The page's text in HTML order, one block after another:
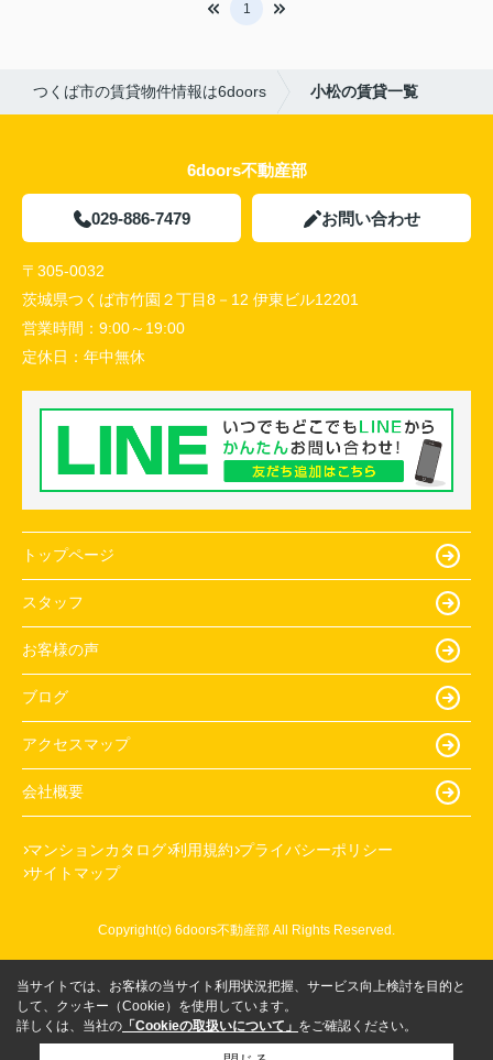
1
つくば市の賃貸物件情報は6doors 小松の賃貸一覧
6doors不動産部
029-886-7479 お問い合わせ
〒305-0032
茨城県つくば市竹園２丁目8－12 伊東ビル12201
営業時間： 9:00～19:00
定休日： 年中無休
トップページ
スタッフ
お客様の声
ブログ
アクセスマップ
会社概要
マンションカタログ 利用規約 プライバシーポリシー
サイトマップ
Copyright(c) 6doors不動産部 All Rights Reserved.
当サイトでは、お客様の当サイト利用状況把握、サービス向上検討を目的と
して、クッキー（Cookie）を使用しています。
詳しくは、当社の 「Cookieの取扱いについて」 をご確認ください。